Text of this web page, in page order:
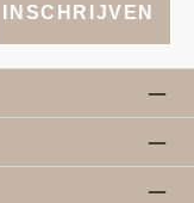
INSCHRIJVEN